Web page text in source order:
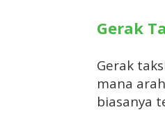
Gerak
Gerak
mana
biasanya